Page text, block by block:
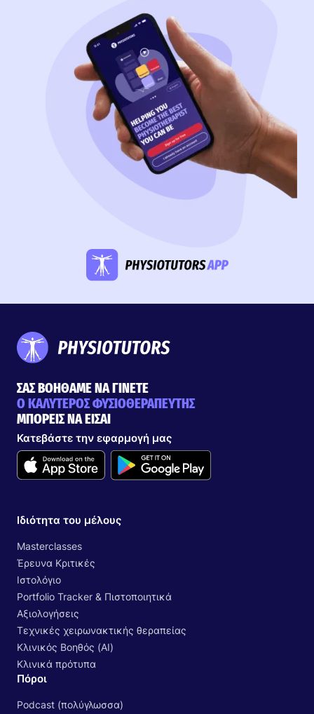
ΣΑΣ ΒΟΗΘΑΜΕ ΝΑ ΓΙΝΕΤΕ
Ο ΚΑΛΥΤΕΡΟΣ ΦΥΣΙΟΘΕΡΑΠΕΥΤΗΣ
ΜΠΟΡΕΙΣ ΝΑ ΕΙΣΑΙ
Κατεβάστε την εφαρμογή μας
Ιδιότητα του μέλους
Masterclasses
Έρευνα Κριτικές
Ιστολόγιο
Portfolio Tracker & Πιστοποιητικά
Αξιολογήσεις
Τεχνικές χειρωνακτικής θεραπείας
Κλινικός Βοηθός (AI)
Κλινικά πρότυπα
Πόροι
Podcast (πολύγλωσσα)